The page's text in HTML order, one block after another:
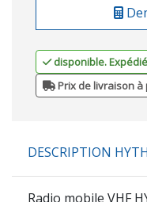
disponible.
Prix de livraison à
DESCRIPTION
Radio mobile VHF